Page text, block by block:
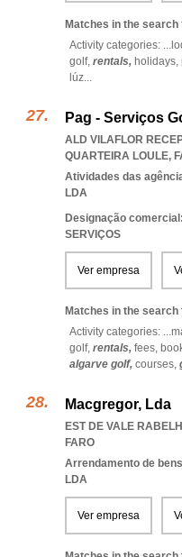
Matches in the search
Activity categories: ...
golf, rentals, holidays,
lúz...
Pag - Serviços
ALD VILAFLOR
QUARTEIRA LOULE,
Atividades das
LDA
Designação
SERVIÇOS
Ver empresa
Matches in the search
Activity categories: ...
golf, rentals, fees,
algarve golf, courses,
Macgregor, Lda
EST DE VALE
FARO
Arrendamento de
LDA
Ver empresa